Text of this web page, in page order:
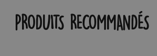
PRODUITS RECOMMANDÉS